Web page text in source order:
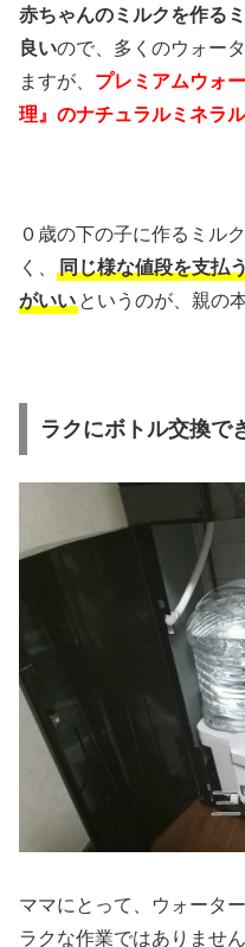
赤ちゃんのミルクを作る
良いので、多くのウォー
ますが、 プレミアムウォ
理』のナチュラルミネラ
０歳の下の子に作るミル
く、
同じ様な値段を支払
がいい というのが、親の
ラクにボトル交換で
ママにとって、ウォータ
ラクな作業ではありません